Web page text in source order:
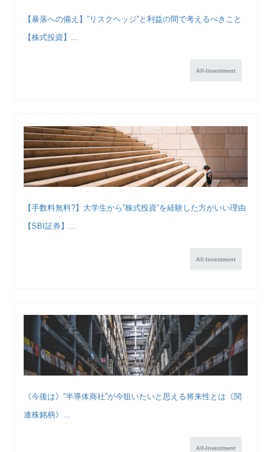
【暴落への備え】”リスクヘッジ”と利益の間で考えるべきこと
【株式投資】...
All-Investment
【手数料無料?】大学生から”株式投資”を経験した方がいい理由
【SBI証券】...
All-Investment
《今後は》”半導体商社”が今狙いたいと思える将来性とは《関
連株銘柄》...
All-Investment